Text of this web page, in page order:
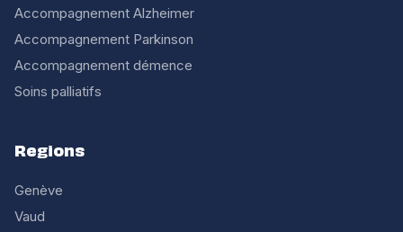
Accompagnement Alzheimer
Accompagnement Parkinson
Accompagnement démence
Soins palliatifs
Regions
Genève
Vaud